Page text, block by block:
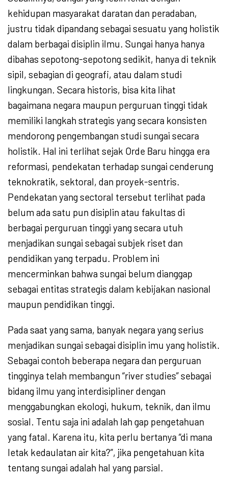
kehidupan masyarakat daratan dan peradaban,
justru tidak dipandang sebagai sesuatu yang holistik
dalam berbagai disiplin ilmu. Sungai hanya hanya
dibahas sepotong-sepotong sedikit, hanya di teknik
sipil, sebagian di geografi, atau dalam studi
lingkungan. Secara historis, bisa kita lihat
bagaimana negara maupun perguruan tinggi tidak
memiliki langkah strategis yang secara konsisten
mendorong pengembangan studi sungai secara
holistik. Hal ini terlihat sejak Orde Baru hingga era
reformasi, pendekatan terhadap sungai cenderung
teknokratik, sektoral, dan proyek-sentris.
Pendekatan yang sectoral tersebut terlihat pada
belum ada satu pun disiplin atau fakultas di
berbagai perguruan tinggi yang secara utuh
menjadikan sungai sebagai subjek riset dan
pendidikan yang terpadu. Problem ini
mencerminkan bahwa sungai belum dianggap
sebagai entitas strategis dalam kebijakan nasional
maupun pendidikan tinggi.
Pada saat yang sama, banyak negara yang serius
menjadikan sungai sebagai disiplin imu yang holistik.
Sebagai contoh beberapa negara dan perguruan
tingginya telah membangun “river studies” sebagai
bidang ilmu yang interdisipliner dengan
menggabungkan ekologi, hukum, teknik, dan ilmu
sosial. Tentu saja ini adalah lah gap pengetahuan
yang fatal. Karena itu, kita perlu bertanya “di mana
letak kedaulatan air kita?”, jika pengetahuan kita
tentang sungai adalah hal yang parsial.